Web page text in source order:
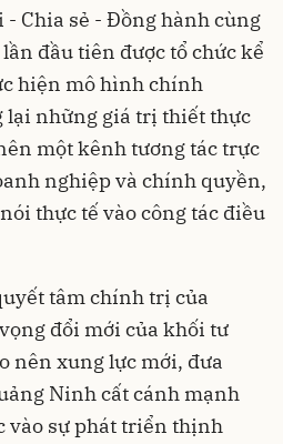
Chia sẻ - Đồng hành cùng
đầu tiên được tổ chức kể
hiện mô hình chính
lại những giá trị thiết thực
một kênh tương tác trực
nghiệp và chính quyền,
thực tế vào công tác điều
tâm chính trị của
đổi mới của khối tư
nên xung lực mới, đưa
Ninh cất cánh mạnh
vào sự phát triển thịnh